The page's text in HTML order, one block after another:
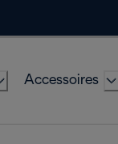
Accessoires